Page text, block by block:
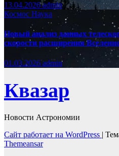
13.04.2026admin
Космос Наука
Новый анализ данных
скорости расширения
01.03.2026admin
Квазар
Новости Астрономии
Сайт работает на WordPress |
Themeansar